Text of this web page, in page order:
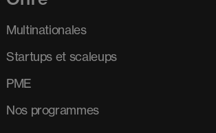
Multinationales
Startups et scaleups
PME
Nos programmes